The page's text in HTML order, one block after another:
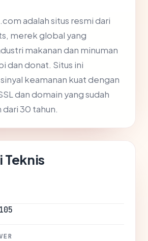
adalah situs resmi dari
merek global yang
makanan dan minuman
dan donat. Situs ini
keamanan kuat dengan
dan domain yang sudah
30 tahun.
Teknis